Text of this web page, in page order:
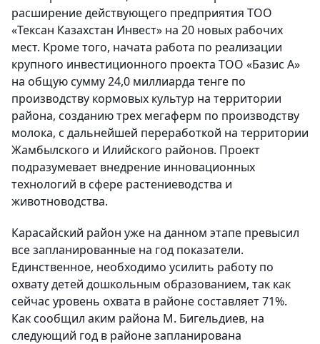
расширение действующего предприятия ТОО
«Тексан Казахстан Инвест» на 20 новых рабочих
мест. Кроме того, начата работа по реализации
крупного инвестиционного проекта ТОО «Базис А»
на общую сумму 24,0 миллиарда тенге по
производству кормовых культур на территории
района, созданию трех мегаферм по производству
молока, с дальнейшей переработкой на территории
Жамбылского и Илийского районов. Проект
подразумевает внедрение инновационных
технологий в сфере растениеводства и
животноводства.
Карасайский район уже на данном этапе превысил
все запланированные на год показатели.
Единственное, необходимо усилить работу по
охвату детей дошкольным образованием, так как
сейчас уровень охвата в районе составляет 71%.
Как сообщил аким района М. Бигельдиев, на
следующий год в районе запланирована